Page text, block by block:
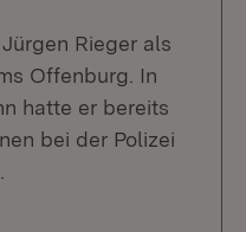
Rieger als
Offenburg. In
hatte er bereits
bei der Polizei